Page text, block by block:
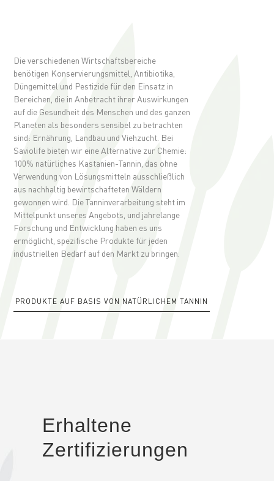
Die verschiedenen Wirtschaftsbereiche
benötigen Konservierungsmittel, Antibiotika,
Düngemittel und Pestizide für den Einsatz in
Bereichen, die in Anbetracht ihrer Auswirkungen
auf die Gesundheit des Menschen und des ganzen
Planeten als besonders sensibel zu betrachten
sind: Ernährung, Landbau und Viehzucht. Bei
Saviolife bieten wir eine Alternative zur Chemie:
100% natürliches Kastanien-Tannin, das ohne
Verwendung von Lösungsmitteln ausschließlich
aus nachhaltig bewirtschafteten Wäldern
gewonnen wird. Die Tanninverarbeitung steht im
Mittelpunkt unseres Angebots, und jahrelange
Forschung und Entwicklung haben es uns
ermöglicht, spezifische Produkte für jeden
industriellen Bedarf auf den Markt zu bringen.
PRODUKTE AUF BASIS VON NATÜRLICHEM TANNIN
Erhaltene
Zertifizierungen